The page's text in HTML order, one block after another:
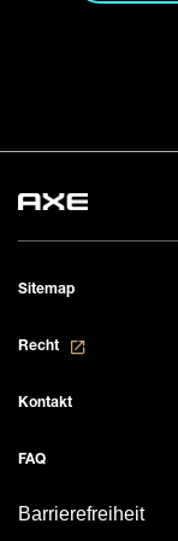
Sitemap
Recht
Kontakt
FAQ
Barrierefreiheit